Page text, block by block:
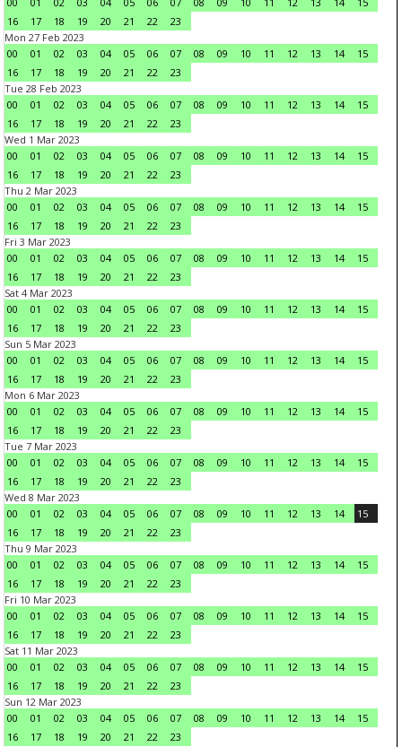
16
17 18 19 20 21 22
23
Mon 27 Feb 2023
00
01 02 03 04 05 06 07 08 09 10 11 12 13 14
15
16
17 18 19 20 21 22
23
Tue 28 Feb 2023
00
01 02 03 04 05 06 07 08 09 10 11 12 13 14
15
16
17 18 19 20 21 22
23
Wed 1 Mar 2023
00
01 02 03 04 05 06 07 08 09 10 11 12 13 14
15
16
17 18 19 20 21 22
23
Thu 2 Mar 2023
00
01 02 03 04 05 06 07 08 09 10 11 12 13 14
15
16
17 18 19 20 21 22
23
Fri 3 Mar 2023
00
01 02 03 04 05 06 07 08 09 10 11 12 13 14
15
16
17 18 19 20 21 22
23
Sat 4 Mar 2023
00
01 02 03 04 05 06 07 08 09 10 11 12 13 14
15
16
17 18 19 20 21 22
23
Sun 5 Mar 2023
00
01 02 03 04 05 06 07 08 09 10 11 12 13 14
15
16
17 18 19 20 21 22
23
Mon 6 Mar 2023
00
01 02 03 04 05 06 07 08 09 10 11 12 13 14
15
16
17 18 19 20 21 22
23
Tue 7 Mar 2023
00
01 02 03 04 05 06 07 08 09 10 11 12 13 14
15
16
17 18 19 20 21 22
23
Wed 8 Mar 2023
00
01 02 03 04 05 06 07 08 09 10 11 12 13 14
15
16
17 18 19 20 21 22
23
Thu 9 Mar 2023
00
01 02 03 04 05 06 07 08 09 10 11 12 13 14
15
16
17 18 19 20 21 22
23
Fri 10 Mar 2023
00
01 02 03 04 05 06 07 08 09 10 11 12 13 14
15
16
17 18 19 20 21 22
23
Sat 11 Mar 2023
00
01 02 03 04 05 06 07 08 09 10 11 12 13 14
15
16
17 18 19 20 21 22
23
Sun 12 Mar 2023
00
01 02 03 04 05 06 07 08 09 10 11 12 13 14
15
16
17 18 19 20 21 22
23